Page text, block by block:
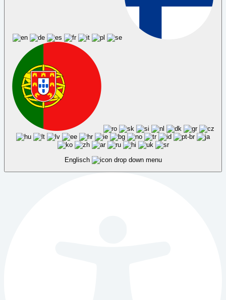
Englisch